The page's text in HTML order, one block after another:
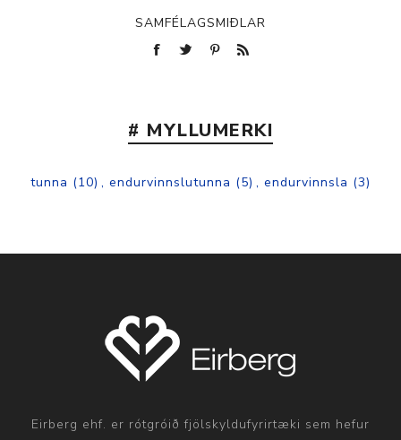
SAMFÉLAGSMIÐLAR
# MYLLUMERKI
tunna (10) , endurvinnslutunna (5) , endurvinnsla (3)
Eirberg ehf. er rótgróið fjölskyldufyrirtæki sem hefur